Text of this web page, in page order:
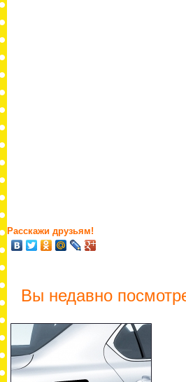
Расскажи друзьям!
Вы недавно